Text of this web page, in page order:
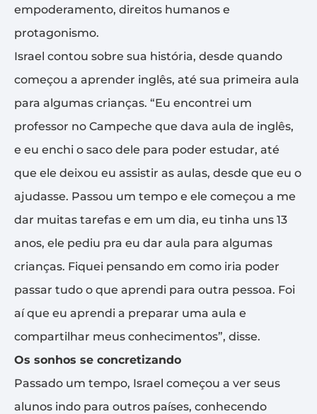
empoderamento, direitos humanos e
protagonismo.
Israel contou sobre sua história, desde quando
começou a aprender inglês, até sua primeira aula
para algumas crianças. “Eu encontrei um
professor no Campeche que dava aula de inglês,
e eu enchi o saco dele para poder estudar, até
que ele deixou eu assistir as aulas, desde que eu o
ajudasse. Passou um tempo e ele começou a me
dar muitas tarefas e em um dia, eu tinha uns 13
anos, ele pediu pra eu dar aula para algumas
crianças. Fiquei pensando em como iria poder
passar tudo o que aprendi para outra pessoa. Foi
aí que eu aprendi a preparar uma aula e
compartilhar meus conhecimentos”, disse.
Os sonhos se concretizando
Passado um tempo, Israel começou a ver seus
alunos indo para outros países, conhecendo